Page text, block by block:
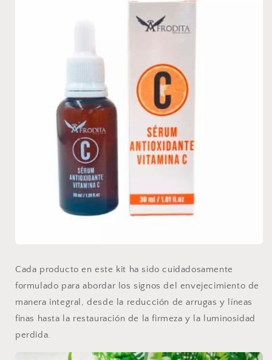
Cada producto en este kit ha sido cuidadosamente
formulado para abordar los signos del envejecimiento de
manera integral, desde la reducción de arrugas y líneas
finas hasta la restauración de la firmeza y la luminosidad
perdida.